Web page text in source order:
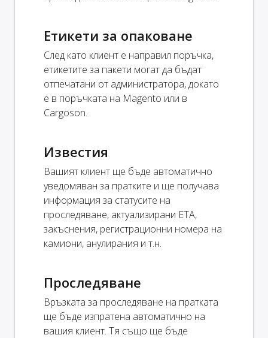
Етикети за опаковане
След като клиент е направил поръчка,
етикетите за пакети могат да бъдат
отпечатани от администратора, докато
е в поръчката на Magento или в
Cargoson.
Известия
Вашият клиент ще бъде автоматично
уведомяван за пратките и ще получава
информация за статусите на
проследяване, актуализирани ETA,
закъснения, регистрационни номера на
камиони, анулирания и т.н.
Проследяване
Връзката за проследяване на пратката
ще бъде изпратена автоматично на
вашия клиент. Тя също ще бъде